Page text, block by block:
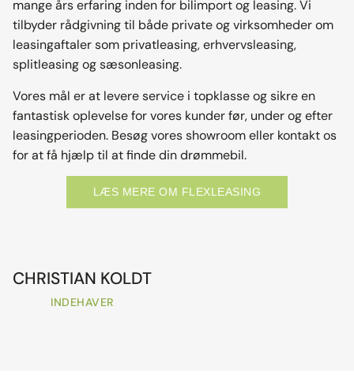
mange års erfaring inden for bilimport og leasing. Vi
tilbyder rådgivning til både private og virksomheder om
leasingaftaler som privatleasing, erhvervsleasing,
splitleasing og sæsonleasing.
Vores mål er at levere service i topklasse og sikre en
fantastisk oplevelse for vores kunder før, under og efter
leasingperioden. Besøg vores showroom eller kontakt os
for at få hjælp til at finde din drømmebil.
LÆS MERE OM FLEXLEASING
CHRISTIAN KOLDT
INDEHAVER